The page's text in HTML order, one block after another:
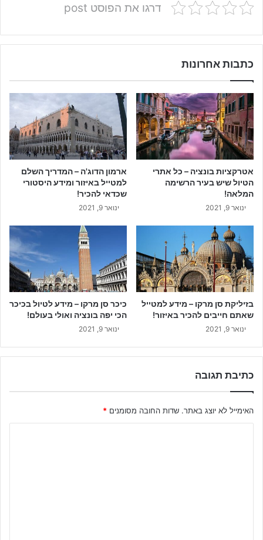
דרגו את הפוסט post
כתבות אחרונות
אטרקציות בונציה – כל אתרי
הטיול שיש בעיר הרשימה
המלאה!
ינואר 9, 2021
ארמון הדוג'ה – המדריך השלם
למטייל באיזור ומידע היסטורי
שכדאי להכיר!
ינואר 9, 2021
בזיליקת סן מרקו – מידע למטייל
שאתם חייבים להכיר באיזור!
ינואר 9, 2021
כיכר סן מרקו – מידע לטיול בכיכר
הכי יפה בונציה ואולי בעולם!
ינואר 9, 2021
כתיבת תגובה
האימייל לא יוצג באתר. שדות החובה מסומנים *